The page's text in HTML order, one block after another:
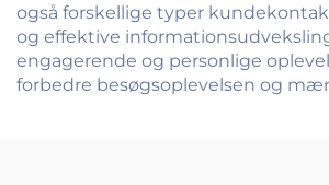
også forskellige typer
og effektive
engagerende og personlige
forbedre besøgsoplevelsen og